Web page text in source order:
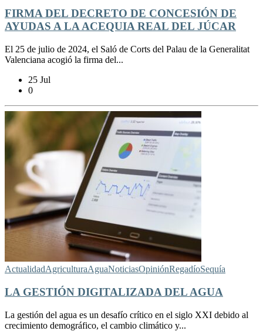
FIRMA DEL DECRETO DE CONCESIÓN DE
AYUDAS A LA ACEQUIA REAL DEL JÚCAR
El 25 de julio de 2024, el Saló de Corts del Palau de la Generalitat
Valenciana acogió la firma del...
25 Jul
0
ActualidadAgriculturaAguaNoticiasOpiniónRegadíoSequía
LA GESTIÓN DIGITALIZADA DEL AGUA
La gestión del agua es un desafío crítico en el siglo XXI debido al
crecimiento demográfico, el cambio climático y...